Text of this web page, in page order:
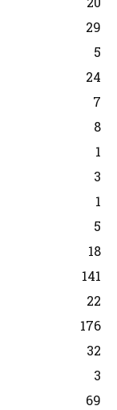
29
5
24
7
8
1
3
1
5
18
141
22
176
32
3
69